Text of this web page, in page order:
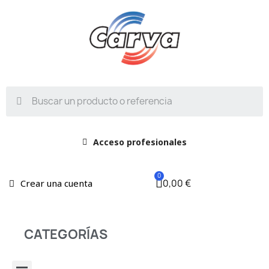
Acceso profesionales
Crear una cuenta 0,00 €
CATEGORÍAS